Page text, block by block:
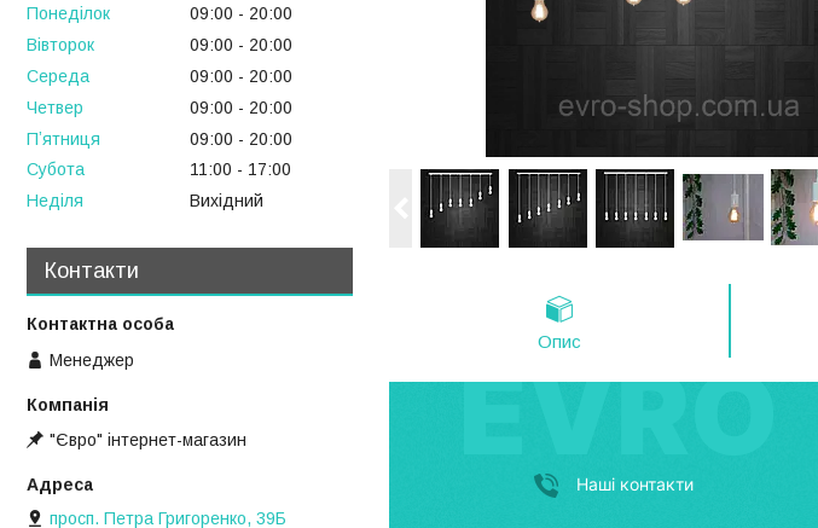
Опис
Наші контакти
Понеділок 09:00
20:00
Вівторок
09:00
20:00
Середа
09:00
20:00
Четвер
09:00
20:00
Пʼятниця
09:00
20:00
Субота
11:00
17:00
Неділя
Вихідний
Контакти
Менеджер
"Євро" інтернет-магазин
просп. Петра Григоренко, 39Б